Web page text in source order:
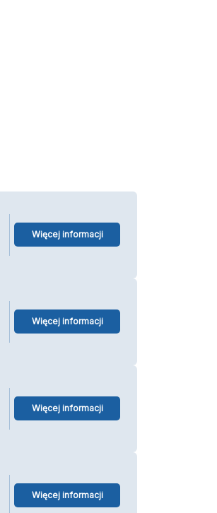
Więcej informacji
Więcej informacji
Więcej informacji
Więcej informacji